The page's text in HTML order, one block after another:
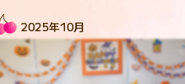
2025年10月